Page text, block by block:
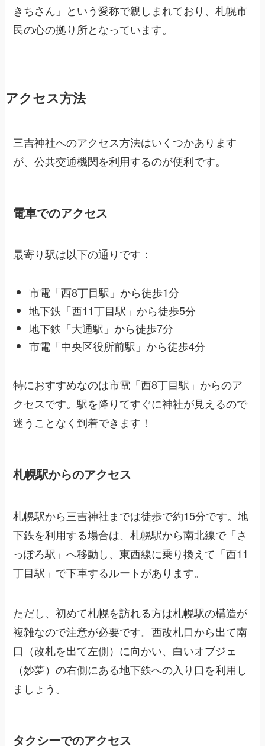
きちさん」という愛称で親しまれており、札幌市
民の心の拠り所となっています。
アクセス方法
三吉神社へのアクセス方法はいくつかあります
が、公共交通機関を利用するのが便利です。
電車でのアクセス
最寄り駅は以下の通りです：
市電「西8丁目駅」から徒歩1分
地下鉄「西11丁目駅」から徒歩5分
地下鉄「大通駅」から徒歩7分
市電「中央区役所前駅」から徒歩4分
特におすすめなのは市電「西8丁目駅」からのア
クセスです。駅を降りてすぐに神社が見えるので
迷うことなく到着できます！
札幌駅からのアクセス
札幌駅から三吉神社までは徒歩で約15分です。地
下鉄を利用する場合は、札幌駅から南北線で「さ
っぽろ駅」へ移動し、東西線に乗り換えて「西11
丁目駅」で下車するルートがあります。
ただし、初めて札幌を訪れる方は札幌駅の構造が
複雑なので注意が必要です。西改札口から出て南
口（改札を出て左側）に向かい、白いオブジェ
（妙夢）の右側にある地下鉄への入り口を利用し
ましょう。
タクシーでのアクセス